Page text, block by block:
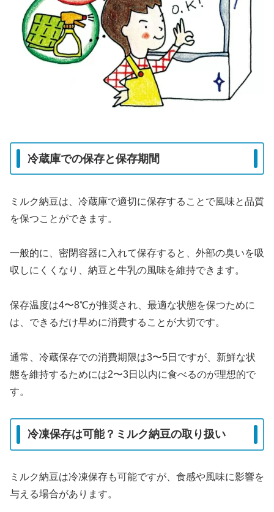
冷蔵庫での保存と保存期間
ミルク納豆は、冷蔵庫で適切に保存することで風味と品質
を保つことができます。
一般的に、密閉容器に入れて保存すると、外部の臭いを吸
収しにくくなり、納豆と牛乳の風味を維持できます。
保存温度は4〜8℃が推奨され、最適な状態を保つために
は、できるだけ早めに消費することが大切です。
通常、冷蔵保存での消費期限は3〜5日ですが、新鮮な状
態を維持するためには2〜3日以内に食べるのが理想的で
す。
冷凍保存は可能？ミルク納豆の取り扱い
ミルク納豆は冷凍保存も可能ですが、食感や風味に影響を
与える場合があります。